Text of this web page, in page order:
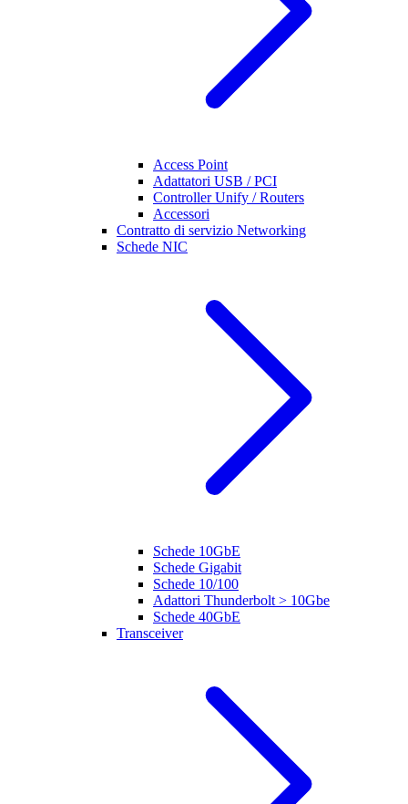
Access Point
Adattatori USB / PCI
Controller Unify / Routers
Accessori
Contratto di servizio Networking
Schede NIC
Schede 10GbE
Schede Gigabit
Schede 10/100
Adattori Thunderbolt > 10Gbe
Schede 40GbE
Transceiver